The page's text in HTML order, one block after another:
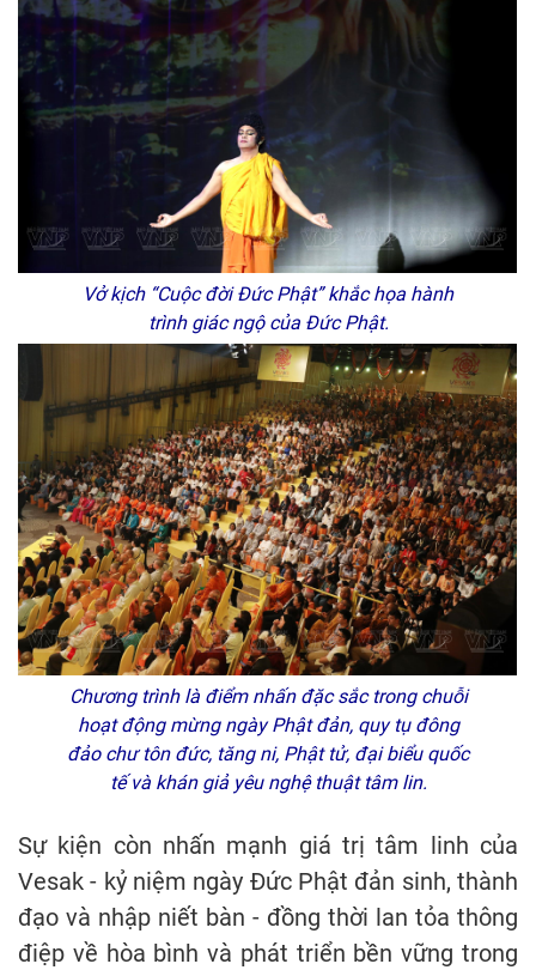
Vở kịch “Cuộc đời Đức Phật” khắc họa hành
trình giác ngộ của Đức Phật.
Chương trình là điểm nhấn đặc sắc trong chuỗi
hoạt động mừng ngày Phật đản, quy tụ đông
đảo chư tôn đức, tăng ni, Phật tử, đại biểu quốc
tế và khán giả yêu nghệ thuật tâm lin.
Sự kiện còn nhấn mạnh giá trị tâm linh của
Vesak - kỷ niệm ngày Đức Phật đản sinh, thành
đạo và nhập niết bàn - đồng thời lan tỏa thông
điệp về hòa bình và phát triển bền vững trong